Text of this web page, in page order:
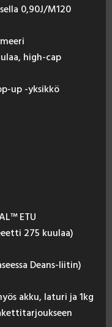
0,90J/M120
high-cap
up -yksikkö
ETU
275 kuulaa)
Deans-liitin)
akku, laturi ja 1kg